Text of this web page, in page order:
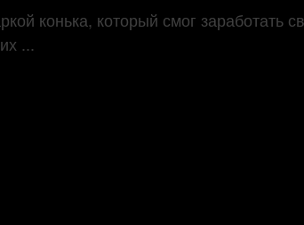
конька, который смог заработать
...